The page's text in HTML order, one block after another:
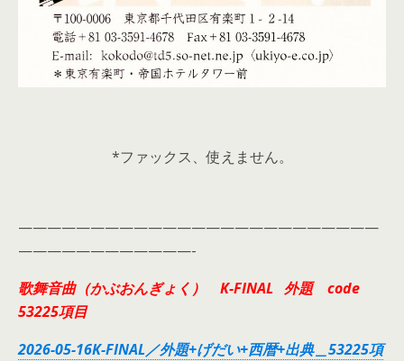
*ファックス、使えません。
—————————————————————————
————————————-
歌舞音曲（かぶおんぎょく） K-FINAL 外題 code
53225項目
2026-05-16K-FINAL／外題+げだい+西暦+出典＿53225項